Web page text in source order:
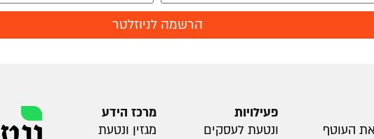
הרשמה לניוזלטר
העוטף
פעילויות
ונטעת לעסקים
מרכז הידע
מגזין ונטעת